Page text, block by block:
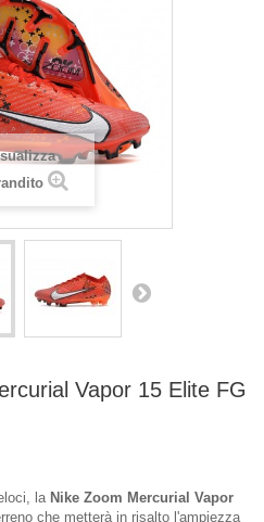
Vapor 15 Elite FG
laNike Zoom Mercurial Vapor
che metterà in risalto l'ampiezza